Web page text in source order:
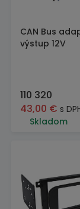
CAN Bus
výstup 12V
110 320
43,00 € s
Skladom